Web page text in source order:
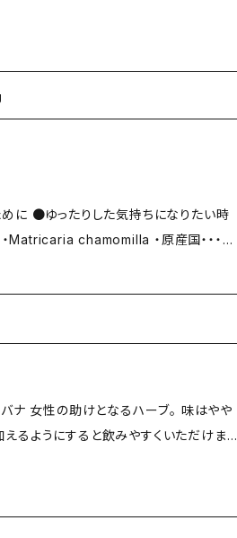
素材を厳選しております。
めに ●ゆったりした気持ちになりたい時
乾燥ならではのハーブ本来の風味を
ーバー等は一切添加いたしません。 ◎農
しません。 ►小サイズ http
えるようにすると飲みやすくいただけま